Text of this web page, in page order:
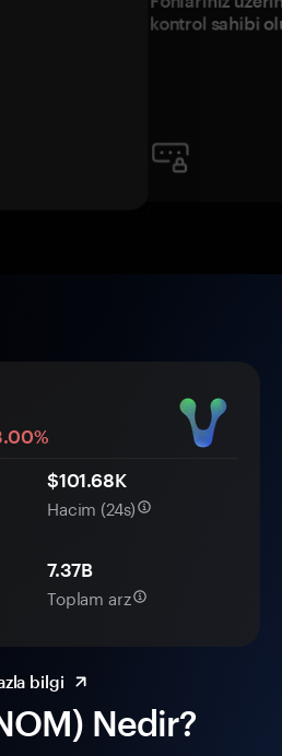
kontrol sahibi
Nedir?
$101.68K
Hacim (24s)
7.37B
Toplam arz
bilgi